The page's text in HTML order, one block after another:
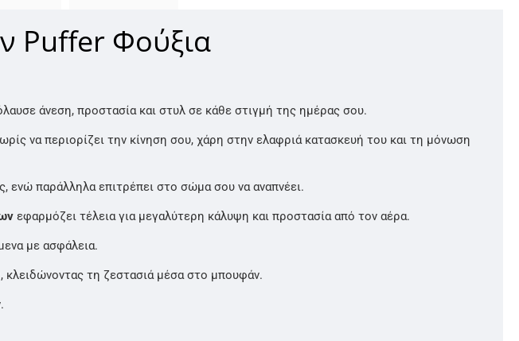
Puffer Φούξια
άνεση, προστασία και στυλ σε κάθε στιγμή της ημέρας σου.
να περιορίζει την κίνηση σου, χάρη στην ελαφριά κατασκευή του και τη μόνωση
ενώ παράλληλα επιτρέπει στο σώμα σου να αναπνέει.
εφαρμόζει τέλεια για μεγαλύτερη κάλυψη και προστασία από τον αέρα.
με ασφάλεια.
τη ζεστασιά μέσα στο μπουφάν.